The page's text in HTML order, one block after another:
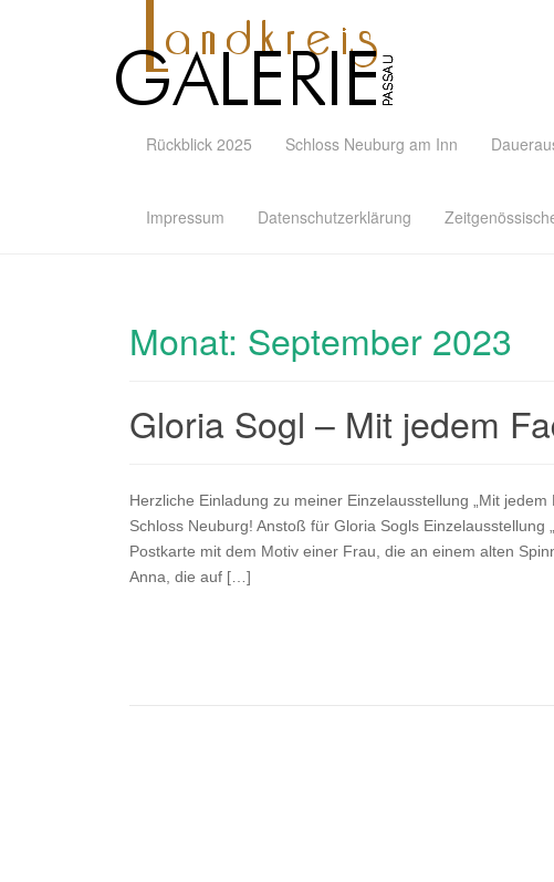
Rückblick 2025 Schloss Neuburg am Inn
Impressum Datenschutzerklärung
Monat: September 2023
Gloria Sogl – Mit jedem
Herzliche Einladung zu meiner Einzelausstellung „Mit
Schloss Neuburg! Anstoß für Gloria Sogls
Postkarte mit dem Motiv einer Frau, die an einem alten
Anna, die auf […]